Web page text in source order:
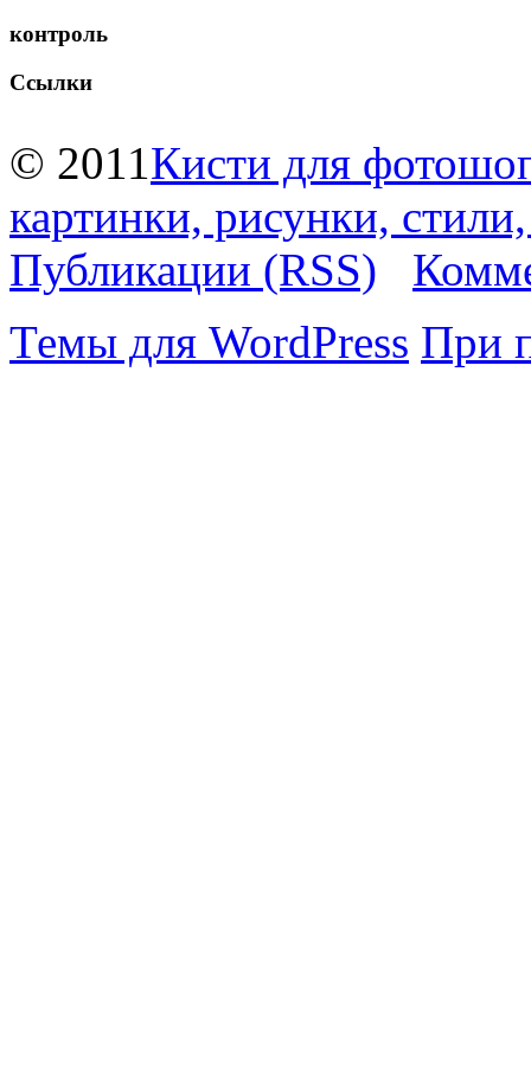
контроль
Ссылки
© 2011Кисти для
картинки, рисунки,
Публикации (RSS)
Темы для WordPress При